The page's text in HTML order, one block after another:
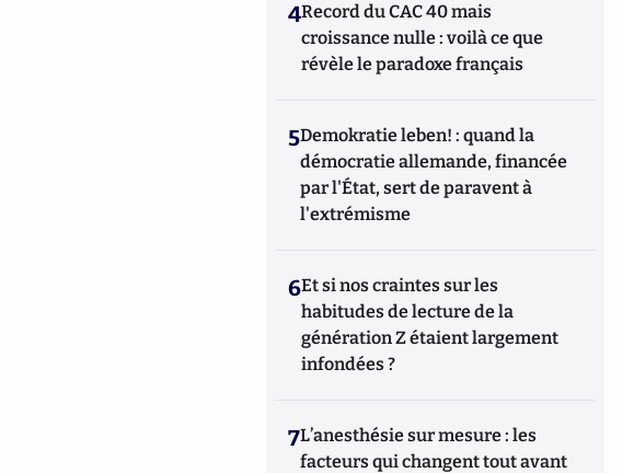
4Record du CAC 40 mais
croissance nulle : voilà ce que
révèle le paradoxe français
5Demokratie leben! : quand la
démocratie allemande, financée
par l'État, sert de paravent à
l'extrémisme
6Et si nos craintes sur les
habitudes de lecture de la
génération Z étaient largement
infondées ?
7L’anesthésie sur mesure : les
facteurs qui changent tout avant